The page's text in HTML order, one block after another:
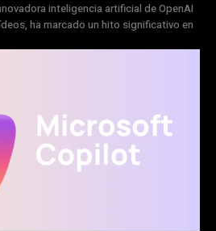
inteligencia artificial de OpenAI
ha marcado un hito significativo en